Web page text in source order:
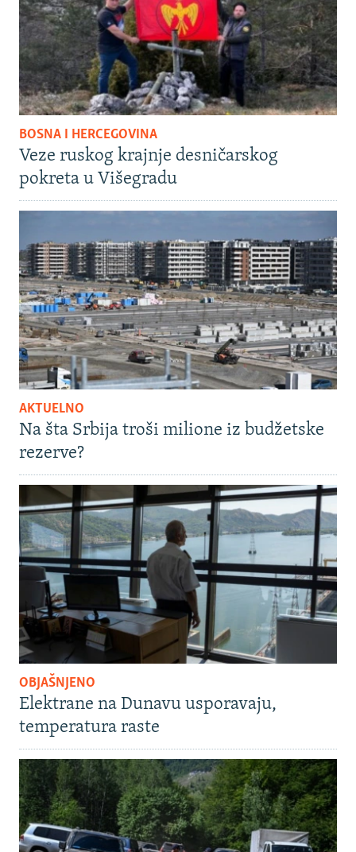
BOSNA I HERCEGOVINA
Veze ruskog krajnje desničarskog
pokreta u Višegradu
AKTUELNO
Na šta Srbija troši milione iz budžetske
rezerve?
OBJAŠNJENO
Elektrane na Dunavu usporavaju,
temperatura raste